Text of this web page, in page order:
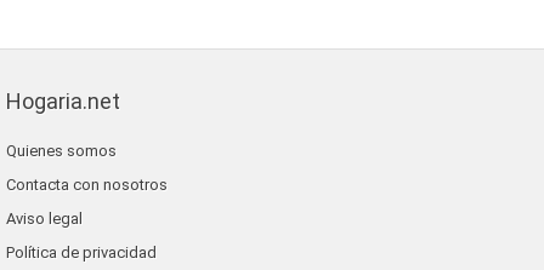
Hogaria.net
Quienes somos
Contacta con nosotros
Aviso legal
Política de privacidad